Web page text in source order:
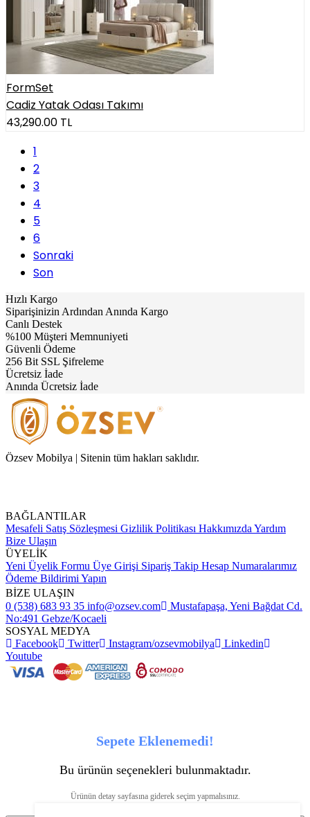
FormSet
Cadiz Yatak Odası Takımı
43,290.00 TL
1
2
3
4
5
6
Sonraki
Son
Hızlı Kargo
Siparişinizin Ardından Anında Kargo
Canlı Destek
%100 Müşteri Memnuniyeti
Güvenli Ödeme
256 Bit SSL Şifreleme
Ücretsiz İade
Anında Ücretsiz İade
Özsev Mobilya | Sitenin tüm hakları saklıdır.
BAĞLANTILAR
Mesafeli Satış Sözleşmesi Gizlilik Politikası Hakkımızda Yardım
Bize Ulaşın
ÜYELİK
Yeni Üyelik Formu Üye Girişi Sipariş Takip Hesap Numaralarımız
Ödeme Bildirimi Yapın
BİZE ULAŞIN
0 (538) 683 93 35 info@ozsev.com
Mustafapaşa, Yeni Bağdat Cd.
No:491 Gebze/Kocaeli
SOSYAL MEDYA
Facebook
Twitter Instagram/ozsevmobilya
Linkedin
Youtube
Sepete Eklenemedi!
Bu ürünün seçenekleri bulunmaktadır.
Ürünün detay sayfasına giderek seçim yapmalısınız.